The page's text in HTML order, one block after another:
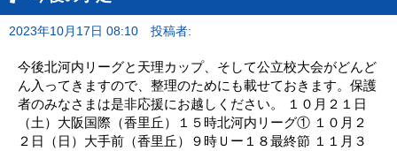
2023年10月17日 08:10 投稿者:
今後北河内リーグと天理カップ、そして公立校大会がどんど
ん入ってきますので、整理のためにも載せておきます。保護
者のみなさまは是非応援にお越しください。 １０月２１日
（土）大阪国際（香里丘）１５時北河内リーグ① １０月２
２日（日）大手前（香里丘）９時Ｕー１８最終節 １１月３